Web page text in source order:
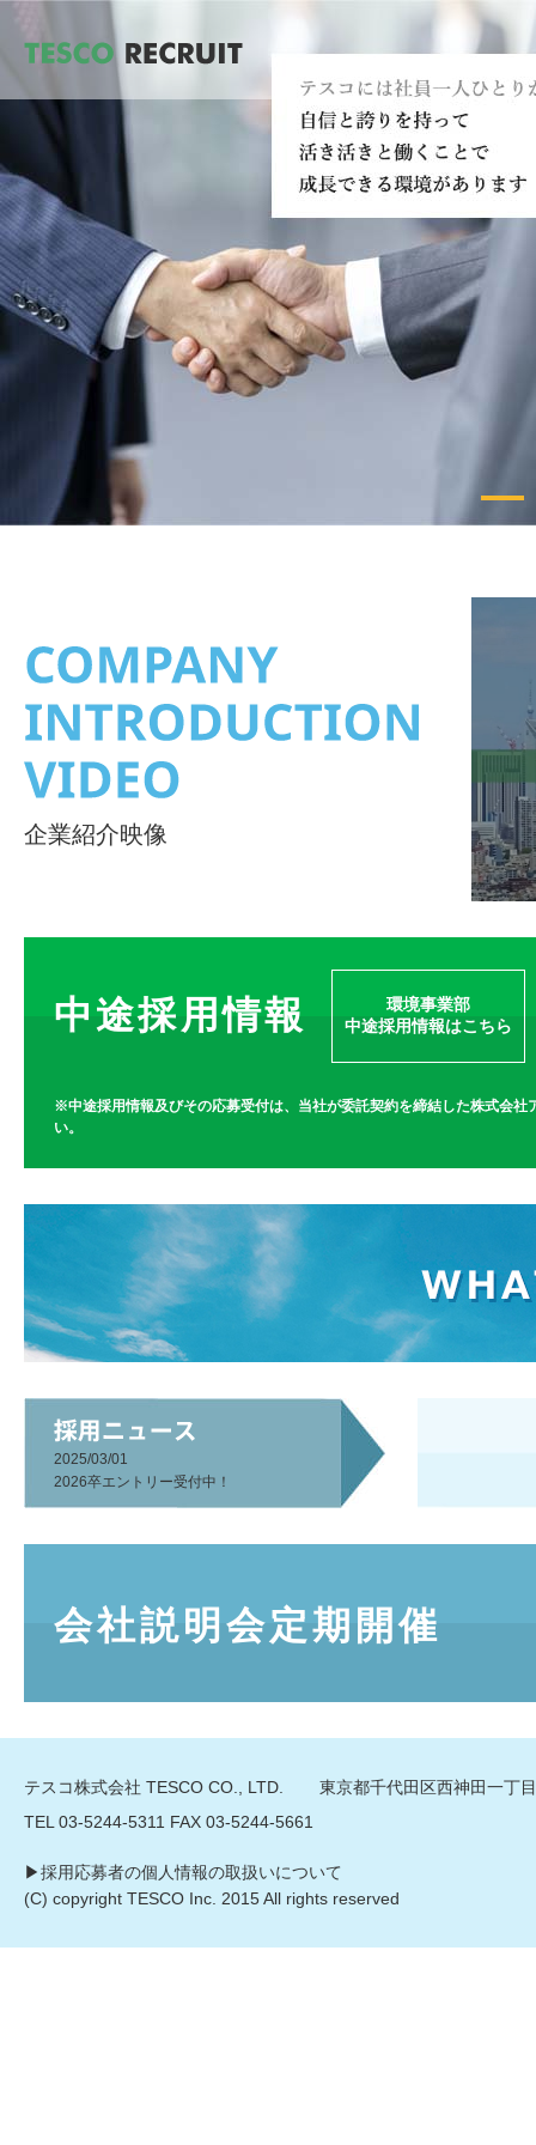
企業紹介映像
中途採用情報
環境事業部
中途採用情報はこちら
※中途採用情報及びその応募受付は、当社が委託契約を締結した株式会
い。
2025/03/01
2026卒エントリー受付中！
会社説明会定期開催
テスコ株式会社 TESCO CO., LTD.
東京都千代田区西神田一丁
TEL 03-5244-5311 FAX 03-5244-5661
▶︎採用応募者の個人情報の取扱いについて
(C) copyright TESCO Inc. 2015 All rights reserved